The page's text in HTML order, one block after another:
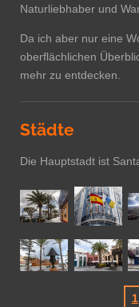
Naturliebhaber und
Da ich aber nur eine
oberflächlichen
mehr zu entdecken.
Städte
Die Hauptstadt ist
1